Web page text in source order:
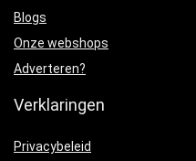
Blogs
Onze webshops
Adverteren?
Verklaringen
Privacybeleid